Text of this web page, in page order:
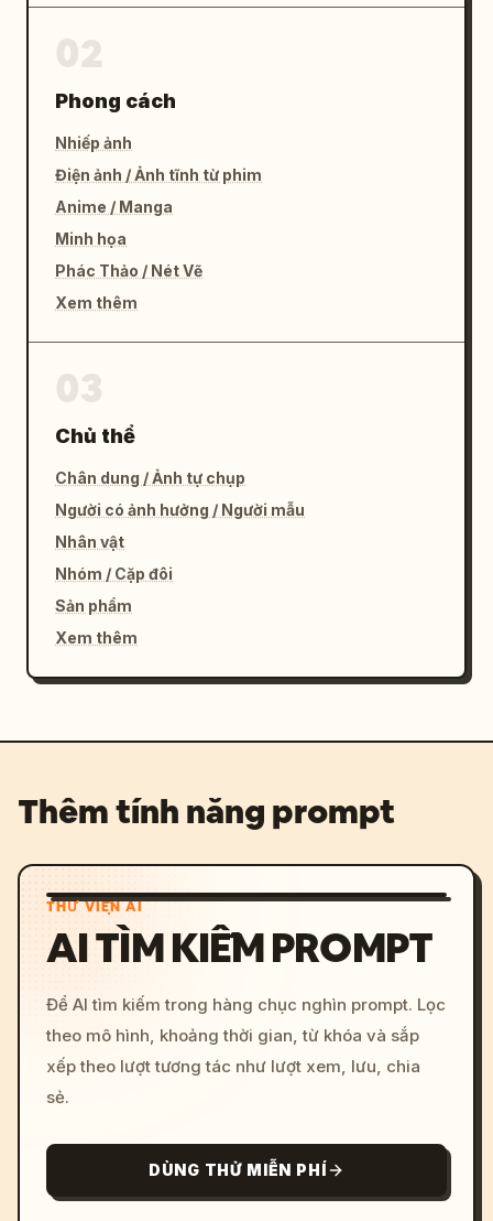
Phong cách
Nhiếp ảnh
Điện ảnh / Ảnh tĩnh từ phim
Anime / Manga
Minh họa
Phác Thảo / Nét Vẽ
Xem thêm
Chủ thể
Chân dung / Ảnh tự chụp
Người có ảnh hưởng / Người mẫu
Nhân vật
Nhóm / Cặp đôi
Sản phẩm
Xem thêm
Thêm tính năng prompt
THƯ VIỆN AI
AI TÌM KIẾM PROMPT
Để AI tìm kiếm trong hàng chục nghìn prompt. Lọc
theo mô hình, khoảng thời gian, từ khóa và sắp
xếp theo lượt tương tác như lượt xem, lưu, chia
sẻ.
DÙNG THỬ MIỄN PHÍ